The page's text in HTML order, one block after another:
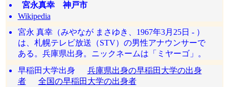
宮永真幸 神戸市
Wikipedia
宮永 真幸（みやなが まさゆき、1967年3月25日 - ）
は、札幌テレビ放送（STV）の男性アナウンサーで
ある。兵庫県出身。ニックネームは「ミヤーゴ」。
早稲田大学出身 兵庫県出身の早稲田大学の出身
者
全国の早稲田大学の出身者